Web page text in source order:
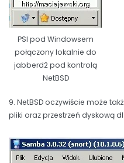
PSI pod Windowsem
połączony lokalnie do
jabberd2 pod kontrolą
NetBSD
9. NetBSD oczywiście może
pliki oraz przestrzeń dyskową